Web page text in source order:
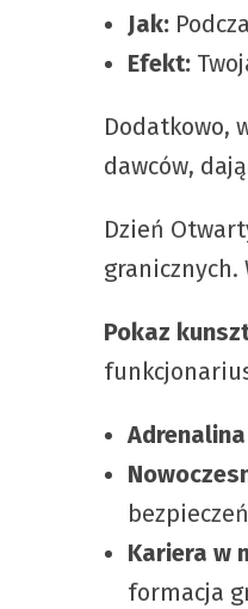
Jak:
Efekt:
Dodatkowo,
dawców,
Dzień
Pokaz
Kariera w
formacja